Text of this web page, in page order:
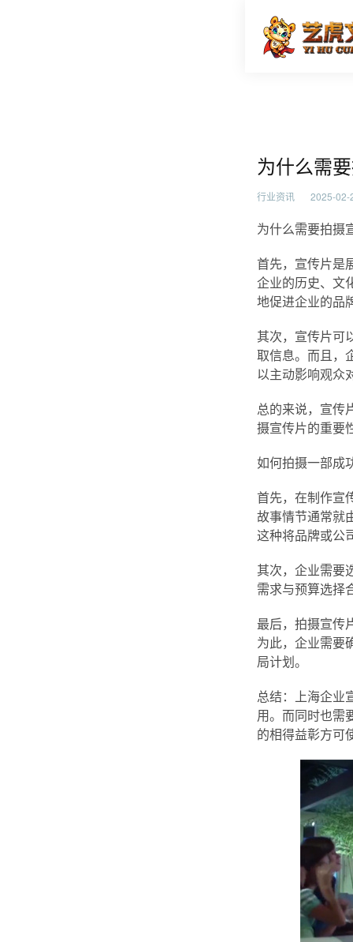
为什么
为什么需
行业资讯 2025-02-
为什么需要拍摄
首先，宣传片是
企业的历史、文
地促进企业的品
其次，宣传片可
取信息。而且，
以主动影响观众
总的来说，宣传
摄宣传片的重要
如何拍摄一部成
首先，在制作宣
故事情节通常就
这种将品牌或公
其次，企业需要
需求与预算选择
最后，拍摄宣传
为此，企业需要
局计划。
总结：上海企业
用。而同时也需
的相得益彰方可